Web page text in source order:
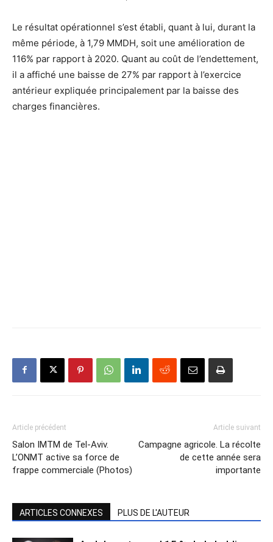
Le résultat opérationnel s’est établi, quant à lui, durant la
même période, à 1,79 MMDH, soit une amélioration de
116% par rapport à 2020. Quant au coût de l’endettement,
il a affiché une baisse de 27% par rapport à l’exercice
antérieur expliquée principalement par la baisse des
charges financières.
Article précédent
Salon IMTM de Tel-Aviv.
L’ONMT active sa force de
frappe commerciale (Photos)
Article suivant
Campagne agricole. La récolte
de cette année sera
importante
ARTICLES CONNEXES PLUS DE L'AUTEUR